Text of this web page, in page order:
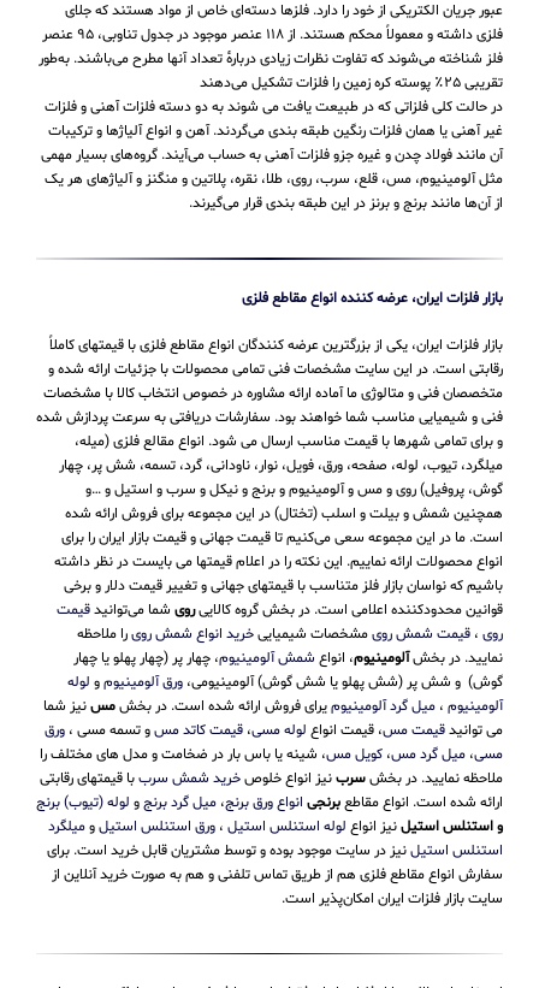
عبور جریان الکتریکی از خود را دارد. فلزها دسته‌ای خاص از مواد هستند که جلای
فلزی داشته و معمولاً محکم هستند. از ۱۱۸ عنصر موجود در جدول تناوبی، ۹۵ عنصر
فلز شناخته می‌شوند که تفاوت نظرات زیادی دربارهٔ تعداد آنها مطرح می‌باشند. به‌طور
تقریبی ۲۵٪ پوسته کره زمین را فلزات تشکیل می‌دهند
در حالت کلی فلزاتی که در طبیعت یافت می شوند به دو دسته فلزات آهنی و فلزات
غیر آهنی یا همان فلزات رنگین طبقه بندی می‌گردند. آهن و انواع آلیاژها و ترکیبات
آن مانند فولاد چدن و غیره جزو فلزات آهنی به حساب می‌‌آیند. گروه‌های بسیار مهمی
مثل آلومینیوم، مس، قلع، سرب، روی، طلا، نقره، پلاتین و منگنز و آلیاژهای هر یک
از آن‌ها مانند برنج و برنز در این طبقه‌ بندی قرار می‌‌گیرند.
بازار فلزات ایران، عرضه کننده انواع مقاطع فلزی
بازار فلزات ایران، یکی از بزرگترین عرضه کنندگان انواع مقاطع فلزی با قیمتهای کاملاً
رقابتی است. در این سایت مشخصات فنی تمامی محصولات با جزئیات ارائه شده و
متخصصان فنی و متالوژی ما آماده ارائه مشاوره در خصوص انتخاب کالا با مشخصات
فنی و شیمیایی مناسب شما خواهند بود. سفارشات دریافتی به سرعت پردازش شده
و برای تمامی شهرها با قیمت مناسب ارسال می شود. انواع مقالع فلزی (میله،
میلگرد، تیوب، لوله، صفحه، ورق، فویل، نوار، ناودانی، گرد، تسمه، شش پر، چهار
گوش، پروفیل) روی و مس و آلومینیوم و برنج و نیکل و سرب و استیل و …و
همچنین شمش و بیلت و اسلب (تختال) در این مجموعه برای فروش ارائه شده
است. ما در این مجموعه سعی می‌کنیم تا قیمت جهانی و قیمت بازار ایران را برای
انواع محصولات ارائه نماییم. این نکته را در اعلام قیمتها می بایست در نظر داشته
باشیم که نواسان بازار فلز متناسب با قیمتهای جهانی و تغییر قیمت دلار و برخی
قوانین محدودکننده اعلامی است. در بخش گروه کالاییروی شما می‌توانیدقیمت
روی ، قیمت شمش رویمشخصات شیمیاییخرید انواع شمش رویرا ملاحظه
نمایید. در بخشآلومینیوم، انواع شمش آلومینیوم، چهار پر (چهار پهلو یا چهار
گوش) و شش پر (شش پهلو یا شش گوش) آلومینیومی، ورق آلومینیومو لوله
آلومینیوم ، میل گرد آلومینیومیرای فروش ارائه شده است. در بخشمسنیز شما
می توانیدقیمت مس، قیمت انواع لوله مسی، قیمت کاتد مسو تسمه مسی ، ورق
مسی، میل گرد مس، کویل مس، شینه یا باس بار در ضخامت و مدل های مختلف را
ملاحظه نمایید. در بخشسربنیز انواع خلوصخرید شمش سرببا قیمتهای رقابتی
ارائه شده است. انواع مقاطعبرنجی انواع ورق برنج، میل گرد برنجو لوله (تیوب) برنج
و استنلس استیلنیز انواع لوله استنلس استیل ، ورق استنلس استیلومیلگرد
استنلس استیلنیز در سایت موجود بوده و توسط مشتریان قابل خرید است. برای
سفارش انواع مقاطع فلزی هم از طریق تماس تلفنی و هم به صورت خرید آنلاین از
سایت بازار فلزات ایران امکان‌پذیر است.